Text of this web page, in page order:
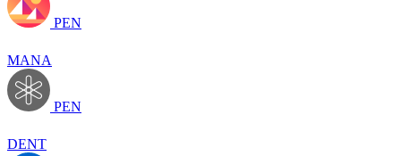
PEN
MANA
PEN
DENT